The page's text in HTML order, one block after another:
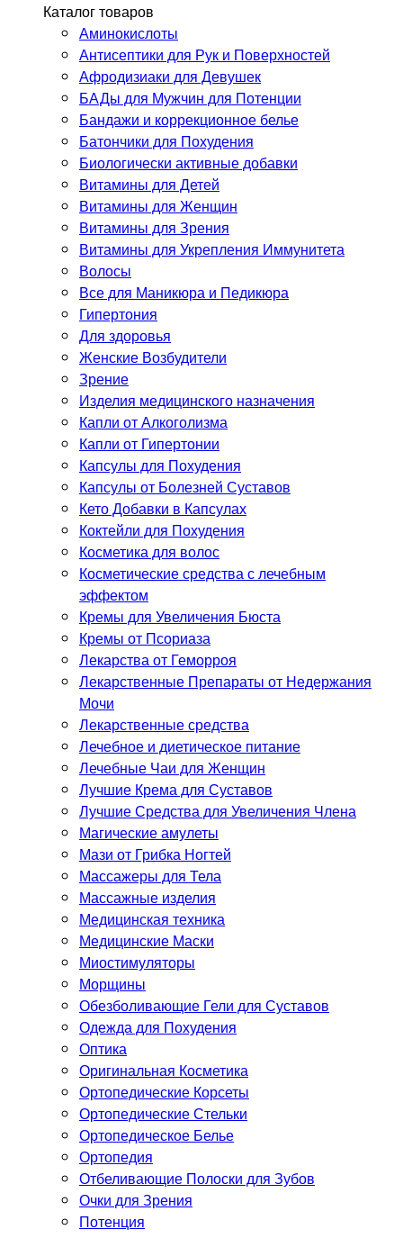
Каталог товаров
Аминокислоты
Антисептики для Рук и Поверхностей
Афродизиаки для Девушек
БАДы для Мужчин для Потенции
Бандажи и коррекционное белье
Батончики для Похудения
Биологически активные добавки
Витамины для Детей
Витамины для Женщин
Витамины для Зрения
Витамины для Укрепления Иммунитета
Волосы
Все для Маникюра и Педикюра
Гипертония
Для здоровья
Женские Возбудители
Зрение
Изделия медицинского назначения
Капли от Алкоголизма
Капли от Гипертонии
Капсулы для Похудения
Капсулы от Болезней Суставов
Кето Добавки в Капсулах
Коктейли для Похудения
Косметика для волос
Косметические средства с лечебным
эффектом
Кремы для Увеличения Бюста
Кремы от Псориаза
Лекарства от Геморроя
Лекарственные Препараты от Недержания
Мочи
Лекарственные средства
Лечебное и диетическое питание
Лечебные Чаи для Женщин
Лучшие Крема для Суставов
Лучшие Средства для Увеличения Члена
Магические амулеты
Мази от Грибка Ногтей
Массажеры для Тела
Массажные изделия
Медицинская техника
Медицинские Маски
Миостимуляторы
Морщины
Обезболивающие Гели для Суставов
Одежда для Похудения
Оптика
Оригинальная Косметика
Ортопедические Корсеты
Ортопедические Стельки
Ортопедическое Белье
Ортопедия
Отбеливающие Полоски для Зубов
Очки для Зрения
Потенция